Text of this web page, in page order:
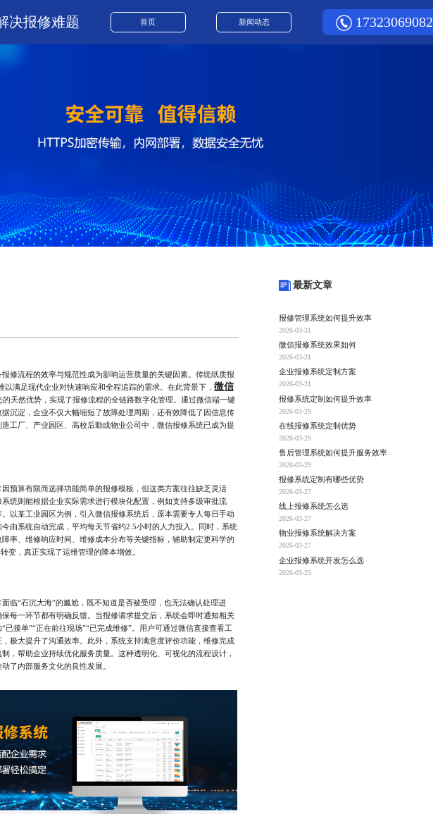
决报修难题 首页 新闻动态 17323069082
流程的效率与规范性成为影响运营质量的关键因素。传统纸质报
满足现代企业对快速响应和全程追踪的需求。在此背景下， 微信
天然优势，实现了报修流程的全链路数字化管理。通过微信端一键
沉淀，企业不仅大幅缩短了故障处理周期，还有效降低了因信息传
工厂、产业园区、高校后勤或物业公司中，微信报修系统已成为提
算有限而选择功能简单的报修模板，但这类方案往往缺乏灵活
统则能根据企业实际需求进行模块化配置，例如支持多级审批流
以某工业园区为例，引入微信报修系统后，原本需要专人每日手动
由系统自动完成，平均每天节省约2.5小时的人力投入。同时，系统
率、维修响应时间、维修成本分布等关键指标，辅助制定更科学的
变，真正实现了运维管理的降本增效。
“石沉大海”的尴尬，既不知道是否被受理，也无法确认处理进
每一环节都有明确反馈。当报修请求提交后，系统会即时通知相关
接单”“正在前往现场”“已完成维修”。用户可通过微信直接查看工
极大提升了沟通效率。此外，系统支持满意度评价功能，维修完成
，帮助企业持续优化服务质量。这种透明化、可视化的流程设计，
了内部服务文化的良性发展。
最新文章
报修管理系统如何提升效率
2026-03-31
微信报修系统效果如何
2026-03-31
企业报修系统定制方案
2026-03-31
报修系统定制如何提升效率
2026-03-29
在线报修系统定制优势
2026-03-29
售后管理系统如何提升服务效率
2026-03-29
报修系统定制有哪些优势
2026-03-27
线上报修系统怎么选
2026-03-27
物业报修系统解决方案
2026-03-27
企业报修系统开发怎么选
2026-03-25